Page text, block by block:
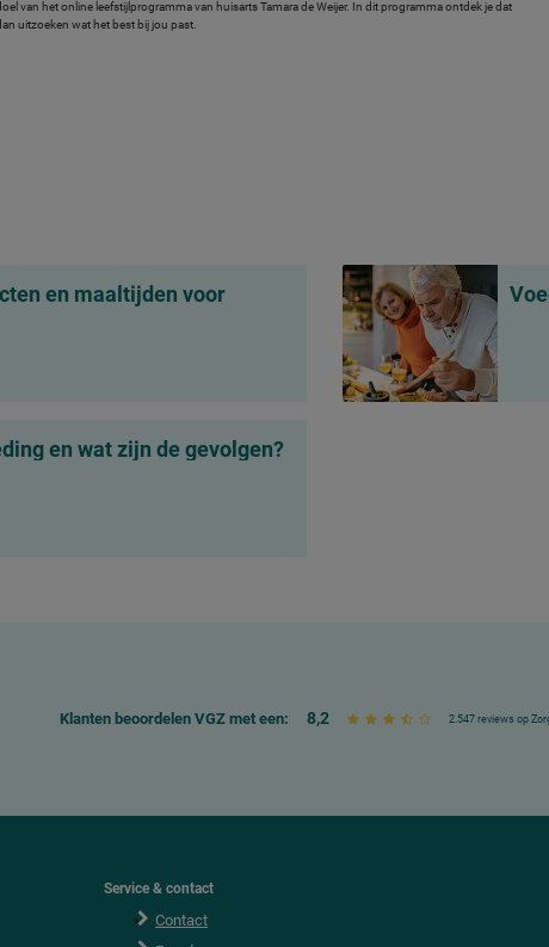
van het online leefstijlprogramma van huisarts Tamara de Weijer. In dit programma ontdek je dat
uitzoeken wat het best bij jou past.
en maaltijden voor
en wat zijn de gevolgen?
Klanten beoordelen VGZ met een: 8,2 2.547 reviews op
Service & contact
Contact